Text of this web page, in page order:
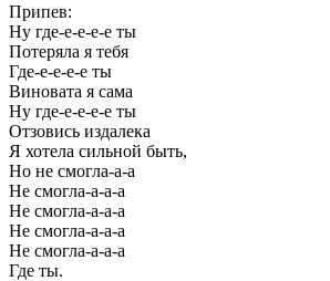
Припев:
Ну где-е-е-е-е ты
Потеряла я тебя
Где-е-е-е-е ты
Виновата я сама
Ну где-е-е-е-е ты
Отзовись издалека
Я хотела сильной быть,
Но не смогла-а-а
Не смогла-а-а-а
Не смогла-а-а-а
Не смогла-а-а-а
Не смогла-а-а-а
Где ты.